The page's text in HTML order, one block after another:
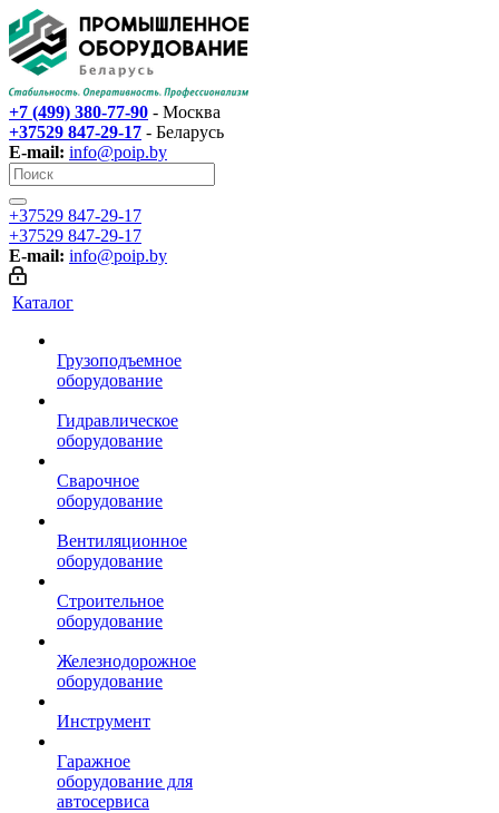
+7 (499) 380-77-90 - Москва
+37529 847-29-17‬ - Беларусь
E-mail: info@poip.by
+37529 847-29-17‬
+37529 847-29-17‬
E-mail: info@poip.by
Каталог
Грузоподъемное
оборудование
Гидравлическое
оборудование
Сварочное
оборудование
Вентиляционное
оборудование
Строительное
оборудование
Железнодорожное
оборудование
Инструмент
Гаражное
оборудование для
автосервиса